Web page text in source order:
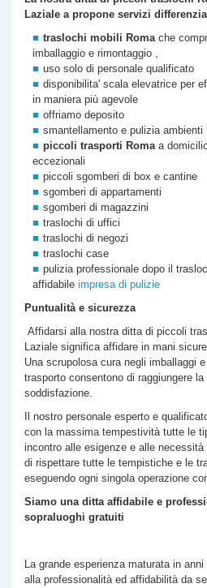
Laziale a propone servizi
traslochi mobili Romache
imballaggio e rimontaggio ,
uso solo di personale qualificato
disponibilita' scala elevatrice per
in maniera più agevole
offriamo deposito
smantellamento e pulizia ambienti
piccoli trasporti Romaa
eccezionali
piccoli sgomberi di box e cantine
sgomberi di appartamenti
sgomberi di magazzini
traslochi di uffici
traslochi di negozi
traslochi case
pulizia professionale dopo il
affidabile impresa di pulizie
Puntualità e sicurezza
Affidarsi alla nostra ditta di piccoli
Laziale significa affidare in mani
Una scrupolosa cura negli imballaggi
trasporto consentono di raggiungere
soddisfazione.
Il nostro personale esperto e
con la massima tempestività tutte le
incontro alle esigenze e alle
di rispettare tutte le tempistiche e le
eseguendo ogni singola operazione
Siamo una ditta affidabile e
sopraluoghi gratuiti
La grande esperienza maturata in
alla professionalità ed affidabilità da